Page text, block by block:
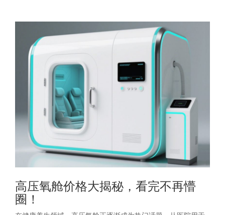
高压氧舱价格大揭秘，看完不再懵
圈！